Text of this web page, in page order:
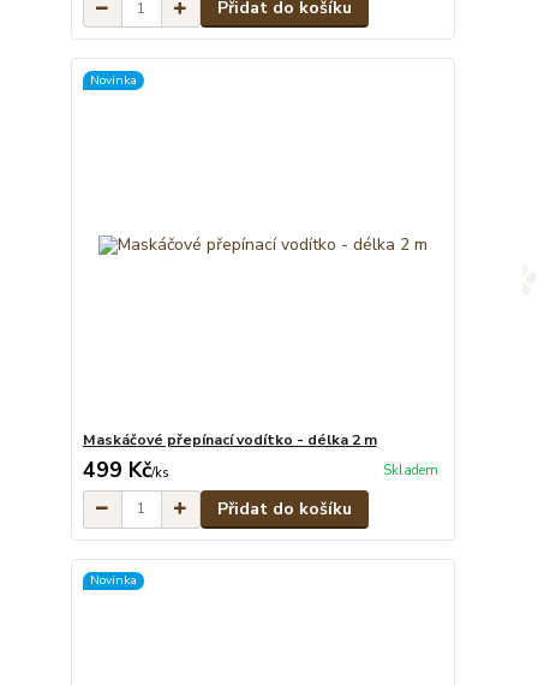
Přidat do košíku
Novinka
Maskáčové přepínací vodítko - délka 2 m
499 Kč/ks Skladem
Přidat do košíku
Novinka